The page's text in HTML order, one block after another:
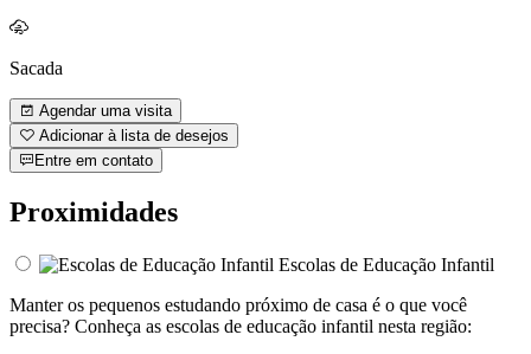
Sacada
Agendar uma visita
Adicionar à lista de desejos
Entre em contato
Proximidades
Escolas de Educação Infantil
Manter os pequenos estudando próximo de casa é o que você
precisa? Conheça as escolas de educação infantil nesta região: